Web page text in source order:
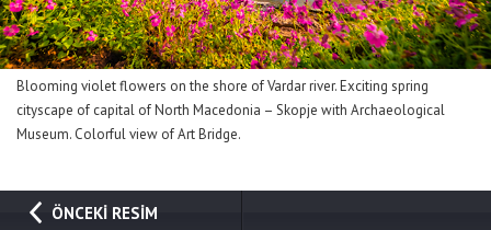
Blooming violet flowers on the shore of Vardar river. Exciting spring
cityscape of capital of North Macedonia – Skopje with Archaeological
Museum. Colorful view of Art Bridge.
ÖNCEKİ RESİM